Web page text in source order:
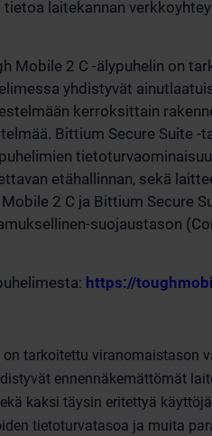
laitekannan
Mobile 2 C -älypuhelin on
yhdistyvät
kerroksittain
Bittium Secure Suite -
etähallinnan, sekä
2 C ja Bittium Secure
suojaustason
https://
on tarkoitettu viranomaistason
ennennäkemättömät
kaksi täysin eritettyä
tietoturvatasoa ja muita